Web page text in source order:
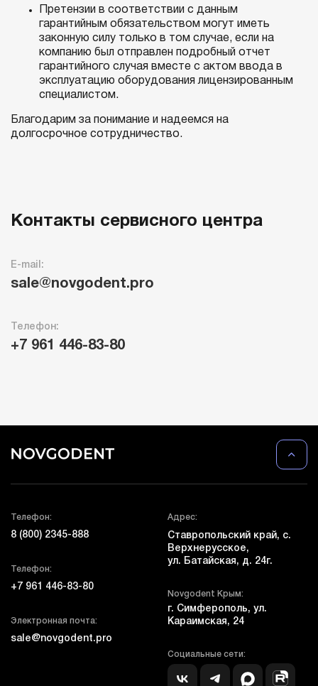
Претензии в соответствии с данным
гарантийным обязательством могут иметь
законную силу только в том случае, если на
компанию был отправлен подробный отчет
гарантийного случая вместе с актом ввода в
эксплуатацию оборудования лицензированным
специалистом.
Благодарим за понимание и надеемся на
долгосрочное сотрудничество.
Контакты сервисного центра
E-mail:
sale@novgodent.pro
Телефон:
+7 961 446-83-80
Телефон:
8 (800) 2345-888
Телефон:
+7 961 446-83-80
Электронная почта:
sale@novgodent.pro
Адрес:
Ставропольский край, с.
Верхнерусское,
ул. Батайская, д. 24г.
Novgodent Крым:
г. Симферополь, ул.
Караимская, 24
Социальные сети: